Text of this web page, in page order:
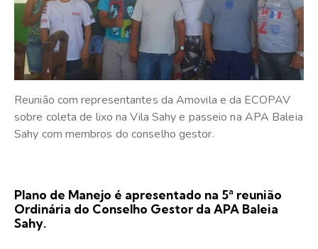
Reunião com representantes da Amovila e da ECOPAV
sobre coleta de lixo na Vila Sahy e passeio na APA Baleia
Sahy com membros do conselho gestor.
Plano de Manejo é apresentado na 5ª reunião
Ordinária do Conselho Gestor da APA Baleia
Sahy.